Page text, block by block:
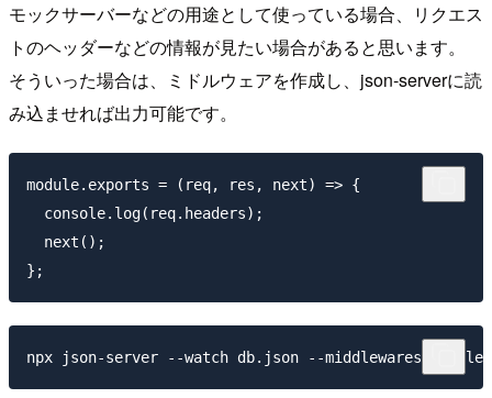
モックサーバーなどの用途として使っている場合、リクエス
トのヘッダーなどの情報が見たい場合があると思います。
そういった場合は、ミドルウェアを作成し、json-serverに読
み込ませれば出力可能です。
module.exports = (req, res, next) => {
  console.log(req.headers);
  next();